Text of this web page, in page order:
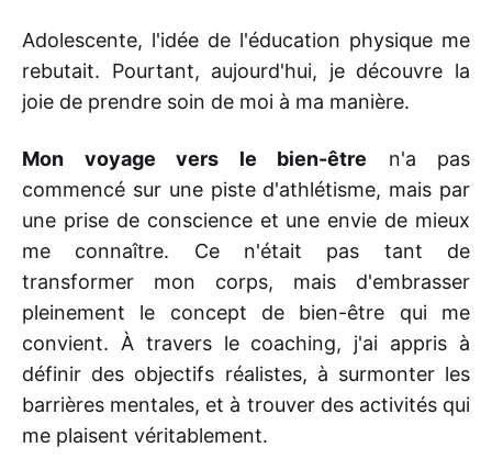
Adolescente, l'idée de l'éducation physique me
rebutait. Pourtant, aujourd'hui, je découvre la
joie de prendre soin de moi à ma manière.
Mon voyage vers le bien-être n'a pas
commencé sur une piste d'athlétisme, mais par
une prise de conscience et une envie de mieux
me connaître. Ce n'était pas tant de
transformer mon corps, mais d'embrasser
pleinement le concept de bien-être qui me
convient. À travers le coaching, j'ai appris à
définir des objectifs réalistes, à surmonter les
barrières mentales, et à trouver des activités qui
me plaisent véritablement.